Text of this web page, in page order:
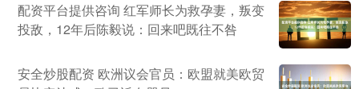
配资平台提供咨询 红军师长为救孕妻，叛变
投敌，12年后陈毅说：回来吧既往不咎
安全炒股配资 欧洲议会官员：欧盟就美欧贸